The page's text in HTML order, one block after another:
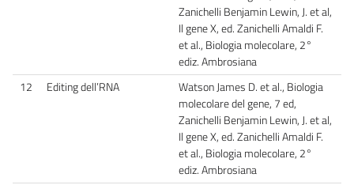
Zanichelli Benjamin Lewin, J. et al,
Il gene X, ed. Zanichelli Amaldi F.
et al., Biologia molecolare, 2°
ediz. Ambrosiana
12
Editing dell’RNA
Watson James D. et al., Biologia
molecolare del gene, 7 ed,
Zanichelli Benjamin Lewin, J. et al,
Il gene X, ed. Zanichelli Amaldi F.
et al., Biologia molecolare, 2°
ediz. Ambrosiana